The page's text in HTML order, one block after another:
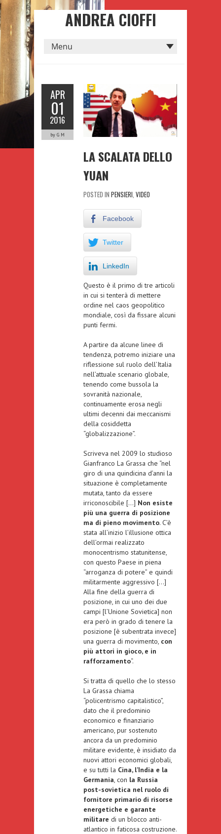
ANDREA CIOFFI
APR
01
2016
by G M
LA SCALATA DELLO
YUAN
POSTED IN PENSIERI VIDEO
Facebook
Twitter
LinkedIn
Questo è il primo di tre articoli
in cui si tenterà di mettere
ordine nel caos geopolitico
mondiale, così da fissare alcuni
punti fermi.
A partire da alcune linee di
tendenza, potremo iniziare una
riflessione sul ruolo dell’Italia
nell’attuale scenario globale,
tenendo come bussola la
sovranità nazionale,
continuamente erosa negli
ultimi decenni dai meccanismi
della cosiddetta
“globalizzazione”.
Scriveva nel 2009 lo studioso
Gianfranco La Grassa che “nel
giro di una quindicina d’anni la
situazione è completamente
mutata, tanto da essere
irriconoscibile […] Non esiste
più una guerra di posizione
ma di pieno movimento. C’è
stata all’inizio l’illusione ottica
dell’ormai realizzato
monocentrismo statunitense,
con questo Paese in piena
“arroganza di potere” e quindi
militarmente aggressivo […]
Alla fine della guerra di
posizione, in cui uno dei due
campi [l’Unione Sovietica] non
era però in grado di tenere la
posizione [è subentrata invece]
una guerra di movimento, con
più attori in gioco, e in
rafforzamento“.
Si tratta di quello che lo stesso
La Grassa chiama
“policentrismo capitalistico”,
dato che il predominio
economico e finanziario
americano, pur sostenuto
ancora da un predominio
militare evidente, è insidiato da
nuovi attori economici globali,
e su tutti la Cina, l’India e la
Germania, con la Russia
post-sovietica nel ruolo di
fornitore primario di risorse
energetiche e garante
militare di un blocco anti-
atlantico in faticosa costruzione.